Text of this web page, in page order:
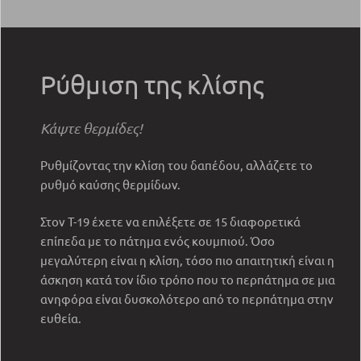
Ρύθμιση της κλίσης
Κάψτε θερμίδες!
Ρυθμίζοντας την κλίση του δαπέδου, αλλάζετε το
ρυθμό καύσης θερμίδων.
Στον T-19 έχετε να επιλέξετε σε 15 διαφορετικά
επίπεδα με το πάτημα ενός κουμπιού. Όσο
μεγαλύτερη είναι η κλίση, τόσο πιο απαιτητική είναι η
άσκηση κατά τον ίδιο τρόπο που το περπάτημα σε μια
ανηφόρα είναι δυσκολότερο από το περπάτημα στην
ευθεία.